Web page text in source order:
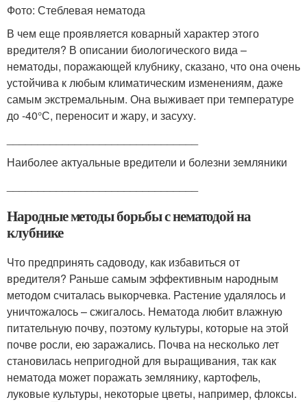
Фото: Стеблевая нематода
В чем еще проявляется коварный характер этого
вредителя? В описании биологического вида –
нематоды, поражающей клубнику, сказано, что она очень
устойчива к любым климатическим изменениям, даже
самым экстремальным. Она выживает при температуре
до -40°С, переносит и жару, и засуху.
Наиболее актуальные вредители и болезни земляники
Народные методы борьбы с нематодой на
клубнике
Что предпринять садоводу, как избавиться от
вредителя? Раньше самым эффективным народным
методом считалась выкорчевка. Растение удалялось и
уничтожалось – сжигалось. Нематода любит влажную
питательную почву, поэтому культуры, которые на этой
почве росли, ею заражались. Почва на несколько лет
становилась непригодной для выращивания, так как
нематода может поражать землянику, картофель,
луковые культуры, некоторые цветы, например, флоксы.